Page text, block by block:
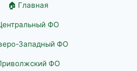
🏠 Главная
ФО
Западный ФО
ФО